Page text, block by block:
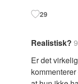
29
Realistisk?
Er det